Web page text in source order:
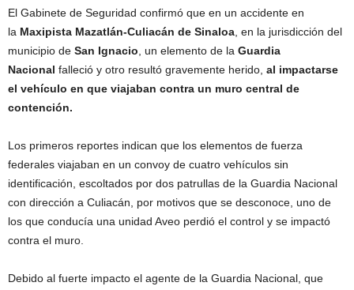
El Gabinete de Seguridad confirmó que en un accidente en
la Maxipista Mazatlán-Culiacán de Sinaloa , en la jurisdicción del
municipio de San Ignacio , un elemento de la Guardia
Nacional falleció y otro resultó gravemente herido, al impactarse
el vehículo en que viajaban contra un muro central de
contención.
Los primeros reportes indican que los elementos de fuerza
federales viajaban en un convoy de cuatro vehículos sin
identificación, escoltados por dos patrullas de la Guardia Nacional
con dirección a Culiacán, por motivos que se desconoce, uno de
los que conducía una unidad Aveo perdió el control y se impactó
contra el muro.
Debido al fuerte impacto el agente de la Guardia Nacional, que